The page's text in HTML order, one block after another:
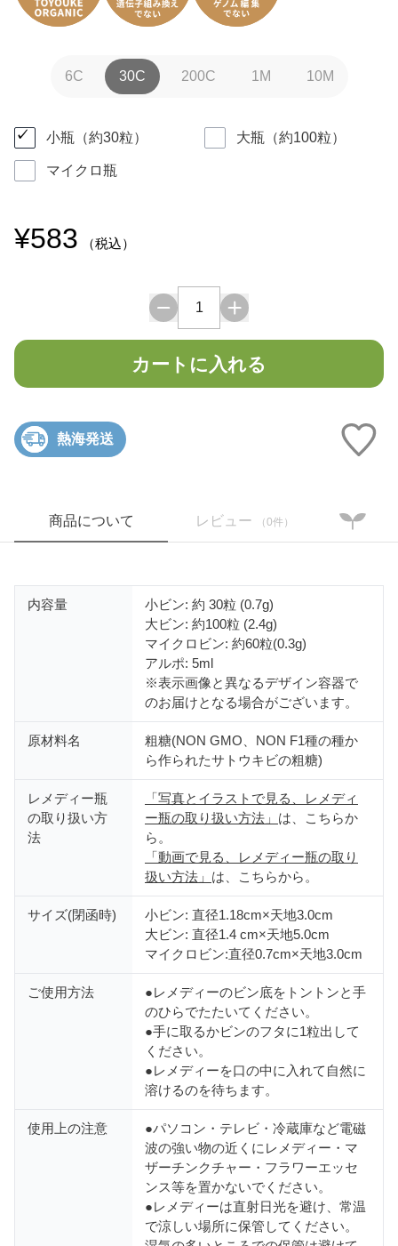
6C 30C 200C 1M 10M
小瓶（約30粒） 大瓶（約100粒）
マイクロ瓶
¥583 （税込）
カートに入れる
熱海発送
商品について レビュー （0件）
内容量
小ビン: 約 30粒 (0.7g)
大ビン: 約100粒 (2.4g)
マイクロビン: 約60粒(0.3g)
アルポ: 5ml
※表示画像と異なるデザイン容器で
のお届けとなる場合がございます。
原材料名
粗糖(NON GMO、NON F1種の種か
ら作られたサトウキビの粗糖)
レメディー瓶
の取り扱い方
法
「写真とイラストで見る、レメディ
ー瓶の取り扱い方法」 は、こちらか
ら。
「動画で見る、レメディー瓶の取り
扱い方法」 は、こちらから。
サイズ(閉函時)
小ビン: 直径1.18cm×天地3.0cm
大ビン: 直径1.4 cm×天地5.0cm
マイクロビン:直径0.7cm×天地3.0cm
ご使用方法
●レメディーのビン底をトントンと手
のひらでたたいてください。
●手に取るかビンのフタに1粒出して
ください。
●レメディーを口の中に入れて自然に
溶けるのを待ちます。
使用上の注意
●パソコン・テレビ・冷蔵庫など電磁
波の強い物の近くにレメディー・マ
ザーチンクチャー・フラワーエッセ
ンス等を置かないでください。
●レメディーは直射日光を避け、常温
で涼しい場所に保管してください。